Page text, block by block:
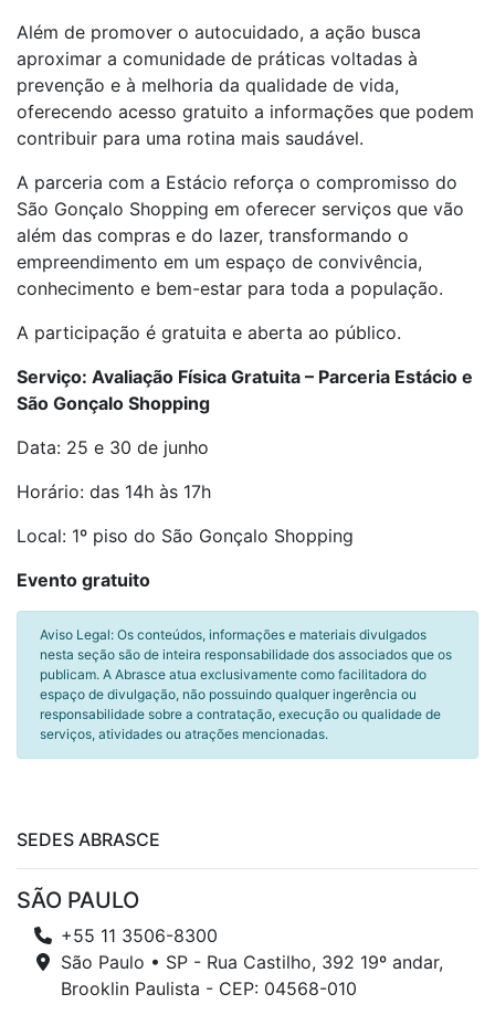
Além de promover o autocuidado, a ação busca
aproximar a comunidade de práticas voltadas à
prevenção e à melhoria da qualidade de vida,
oferecendo acesso gratuito a informações que podem
contribuir para uma rotina mais saudável.
A parceria com a Estácio reforça o compromisso do
São Gonçalo Shopping em oferecer serviços que vão
além das compras e do lazer, transformando o
empreendimento em um espaço de convivência,
conhecimento e bem-estar para toda a população.
A participação é gratuita e aberta ao público.
Serviço: Avaliação Física Gratuita – Parceria Estácio e
São Gonçalo Shopping
Data: 25 e 30 de junho
Horário: das 14h às 17h
Local: 1º piso do São Gonçalo Shopping
Evento gratuito
Aviso Legal: Os conteúdos, informações e materiais divulgados
nesta seção são de inteira responsabilidade dos associados que os
publicam. A Abrasce atua exclusivamente como facilitadora do
espaço de divulgação, não possuindo qualquer ingerência ou
responsabilidade sobre a contratação, execução ou qualidade de
serviços, atividades ou atrações mencionadas.
SEDES ABRASCE
SÃO PAULO
+55 11 3506-8300
São Paulo • SP - Rua Castilho, 392 19º andar,
Brooklin Paulista - CEP: 04568-010